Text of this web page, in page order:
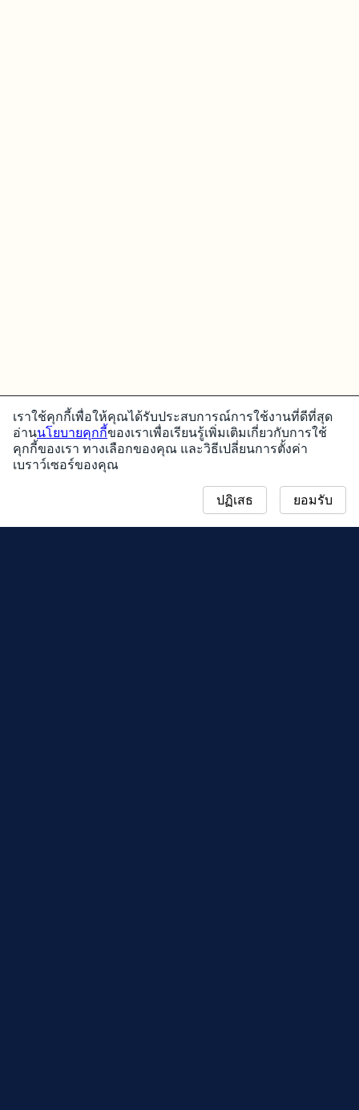
เราใช้คุกกี้เพื่อให้คุณได้รับประสบการณ์การใช้งานที่ดีที่สุด
อ่านนโยบายคุกกี้ของเราเพื่อเรียนรู้เพิ่มเติมเกี่ยวกับการใช้
คุกกี้ของเรา ทางเลือกของคุณ และวิธีเปลี่ยนการตั้งค่า
เบราว์เซอร์ของคุณ
ยอมรับ
ปฏิเสธ